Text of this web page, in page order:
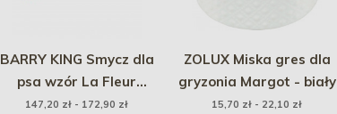
BARRY KING Smycz dla
psa wzór La Fleur
regulowana okrągła
147,20 zł - 172,90 zł
ZOLUX Miska gres dla
gryzonia Margot - biały
15,70 zł - 22,10 zł